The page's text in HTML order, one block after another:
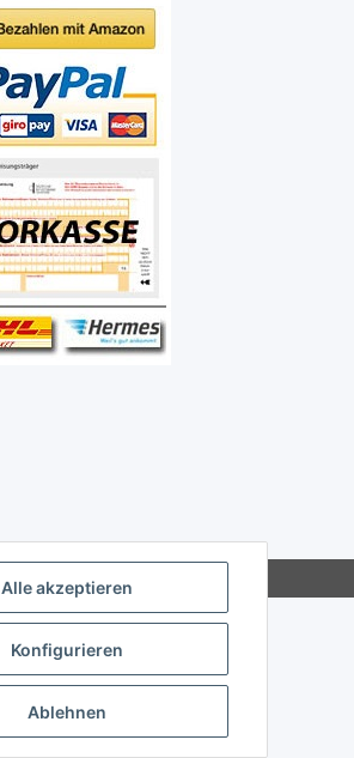
Alle akzeptieren
Konfigurieren
Ablehnen